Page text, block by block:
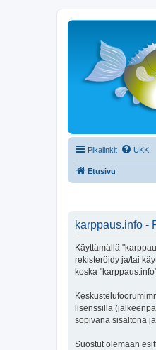
Pikalinkit UKK
Etusivu
karppaus.info -
Käyttämällä
rekisteröidy ja/tai
koska
lisenssillä
sopivana sisältönä
Suostut olemaan